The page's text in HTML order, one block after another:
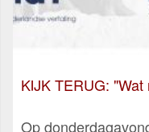
KIJK TERUG:
Op